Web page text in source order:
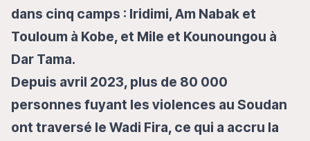
dans cinq camps : Iridimi, Am Nabak et
Touloum à Kobe, et Mile et Kounoungou à
Dar Tama.
Depuis avril 2023, plus de 80 000
personnes fuyant les violences au Soudan
ont traversé le Wadi Fira, ce qui a accru la